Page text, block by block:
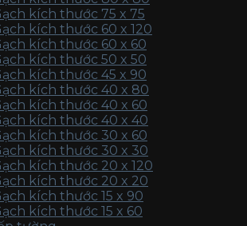
kích thước 75 x 75
kích thước 60 x 120
kích thước 60 x 60
kích thước 50 x 50
kích thước 45 x 90
kích thước 40 x 80
kích thước 40 x 60
kích thước 40 x 40
kích thước 30 x 60
kích thước 30 x 30
kích thước 20 x 120
kích thước 20 x 20
kích thước 15 x 90
kích thước 15 x 60